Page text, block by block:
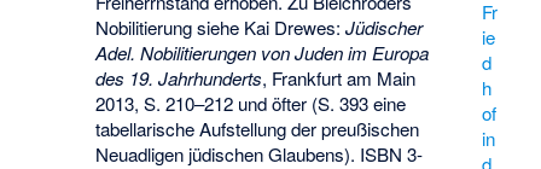
Fr
ie
d
h
of
in
d
Nobilitierung siehe Kai Drewes:Jüdischer
Adel. Nobilitierungen von Juden im Europa
des 19. Jahrhunderts, Frankfurt am Main
2013, S. 210–212 und öfter (S. 393 eine
tabellarische Aufstellung der preußischen
Neuadligen jüdischen Glaubens). ISBN 3-